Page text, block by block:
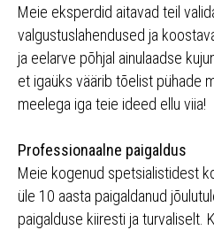
Meie eksperdid aitavad teil
valgustuslahendused ja
ja eelarve põhjal ainulaadse
et igaüks väärib tõelist pühade
meelega iga teie ideed ellu viia!
Professionaalne paigaldus
Meie kogenud spetsialistidest
üle 10 aasta paigaldanud
paigalduse kiiresti ja turvaliselt.